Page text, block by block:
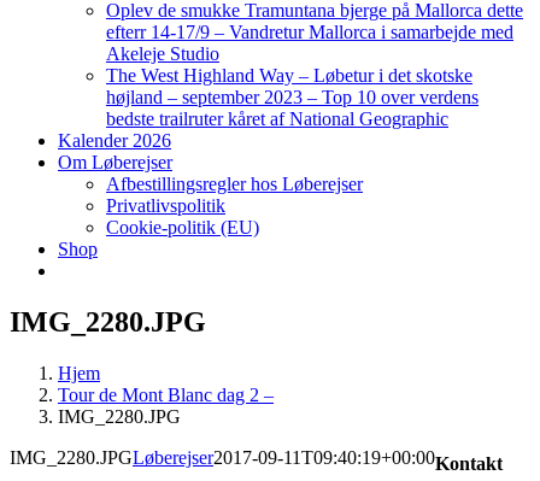
Oplev de smukke Tramuntana bjerge på Mallorca dette
efterr 14-17/9 – Vandretur Mallorca i samarbejde med
Akeleje Studio
The West Highland Way – Løbetur i det skotske
højland – september 2023 – Top 10 over verdens
bedste trailruter kåret af National Geographic
Kalender 2026
Om Løberejser
Afbestillingsregler hos Løberejser
Privatlivspolitik
Cookie-politik (EU)
Shop
IMG_2280.JPG
Hjem
Tour de Mont Blanc dag 2 –
IMG_2280.JPG
IMG_2280.JPGLøberejser2017-09-11T09:40:19+00:00Kontakt